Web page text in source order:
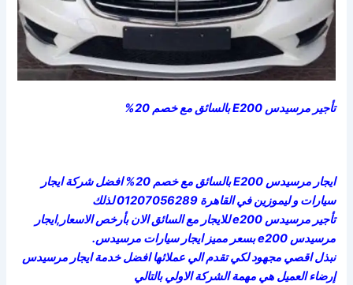
تأجير مرسيدس E200 بالسائق مع خصم 20%
ايجار مرسيدس E200 بالسائق مع خصم 20% افضل شركة ايجار
سيارات و ليموزين في القاهرة 01207056289 لذلك
تأجير مرسيدس e200 للايجار مع السائق الان بأرخص الاسعار,ايجار
مرسيدس e200 بسعر مميز ايجار سيارات مرسيدس.
نبذل اقصي مجهود لكي تقدم الي عملائها افضل خدمة ايجار مرسيدس
إرضاء العميل هي مهمة الشركة الاولي بالتالي